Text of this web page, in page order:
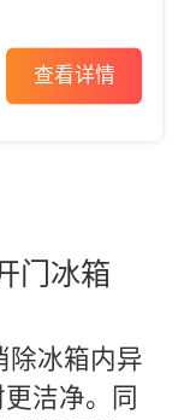
查看详情
门冰箱
除冰箱内异
洁净。同